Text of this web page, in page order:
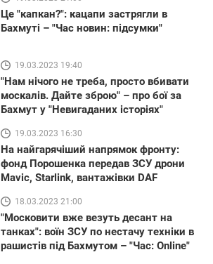
Це "капкан?": кацапи застрягли в
Бахмуті – "Час новин: підсумки"
19.03.2023 19:40
"Нам нічого не треба, просто вбивати
москалів. Дайте зброю" – про бої за
Бахмут у "Невигаданих історіях"
19.03.2023 16:30
На найгарячіший напрямок фронту:
фонд Порошенка передав ЗСУ дрони
Mavic, Starlink, вантажівки DAF
18.03.2023 21:00
"Московити вже везуть десант на
танках": воїн ЗСУ по нестачу техніки в
рашистів під Бахмутом – "Час: Online"